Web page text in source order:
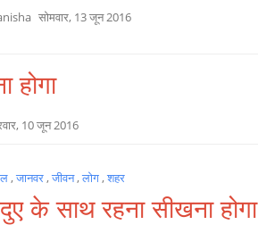
सोमवार, 13 जून 2016
होगा
10 जून 2016
,जानवर,जीवन,लोग,शहर
के साथ रहना सीखना होगा